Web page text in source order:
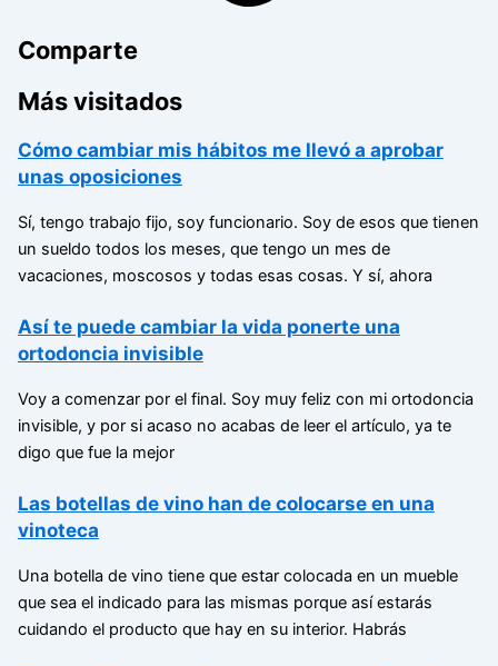
Comparte
Más visitados
Cómo cambiar mis hábitos me llevó a aprobar
unas oposiciones
Sí, tengo trabajo fijo, soy funcionario. Soy de esos que tienen
un sueldo todos los meses, que tengo un mes de
vacaciones, moscosos y todas esas cosas. Y sí, ahora
Así te puede cambiar la vida ponerte una
ortodoncia invisible
Voy a comenzar por el final. Soy muy feliz con mi ortodoncia
invisible, y por si acaso no acabas de leer el artículo, ya te
digo que fue la mejor
Las botellas de vino han de colocarse en una
vinoteca
Una botella de vino tiene que estar colocada en un mueble
que sea el indicado para las mismas porque así estarás
cuidando el producto que hay en su interior. Habrás